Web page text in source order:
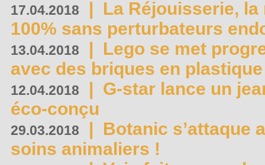
17.04.2018 | La Réjouisserie,
100% sans perturbateurs
13.04.2018 | Lego se met
avec des briques en
12.04.2018 | G-star lance un
éco-conçu
29.03.2018 | Botanic s’attaque
soins animaliers !